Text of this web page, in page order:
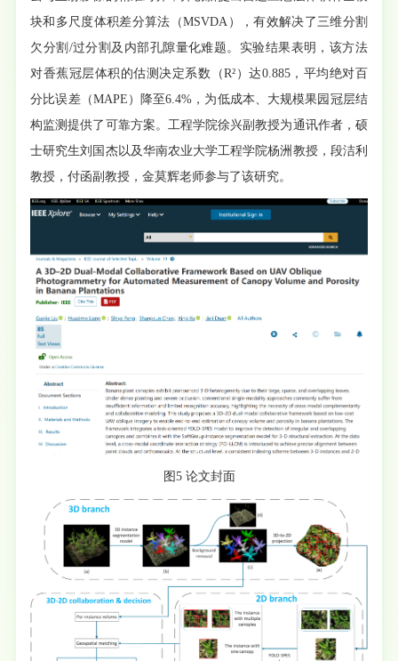
块和多尺度体积差分算法（MSVDA），有效解决了三维分割
欠分割/过分割及内部孔隙量化难题。实验结果表明，该方法
对香蕉冠层体积的估测决定系数（R²）达0.885，平均绝对百
分比误差（MAPE）降至6.4%，为低成本、大规模果园冠层结
构监测提供了可靠方案。工程学院徐兴副教授为通讯作者，硕
士研究生刘国杰以及华南农业大学工程学院杨洲教授，段洁利
教授，付函副教授，金莫辉老师参与了该研究。
图5 论文封面